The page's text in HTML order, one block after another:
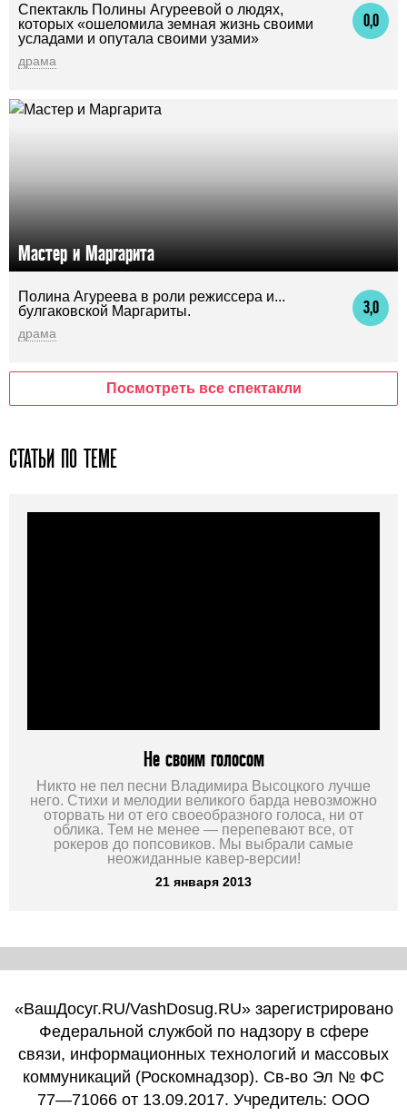
0,0
Спектакль Полины Агуреевой о людях,
которых «ошеломила земная жизнь своими
усладами и опутала своими узами»
драма
Мастер и Маргарита
3,0
Полина Агуреева в роли режиссера и...
булгаковской Маргариты.
драма
Посмотреть все спектакли
СТАТЬИ ПО ТЕМЕ
Не своим голосом
Никто не пел песни Владимира Высоцкого лучше
него. Стихи и мелодии великого барда невозможно
оторвать ни от его своеобразного голоса, ни от
облика. Тем не менее — перепевают все, от
рокеров до попсовиков. Мы выбрали самые
неожиданные кавер-версии!
21 января 2013
«ВашДосуг.RU/VashDosug.RU» зарегистрировано
Федеральной службой по надзору в сфере
связи, информационных технологий и массовых
коммуникаций (Роскомнадзор). Св-во Эл № ФС
77—71066 от 13.09.2017. Учредитель: ООО